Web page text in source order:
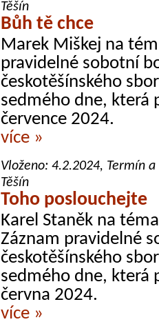
Těšín
Bůh tě chce
Marek Miškej na
pravidelné sobotní
českotěšínského
sedmého dne, která
července 2024.
více »
Vloženo:4.2.2024, Termín
Těšín
Toho poslouchejte
Karel Staněk na
Záznam pravidelné
českotěšínského
sedmého dne, která
června 2024.
více »